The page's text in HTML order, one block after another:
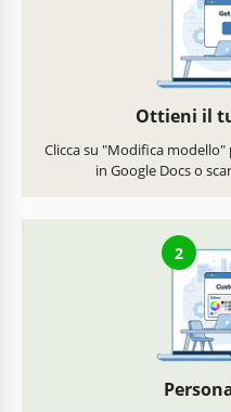
Ottieni il
Clicca su "Modifica
in Google Docs o
2